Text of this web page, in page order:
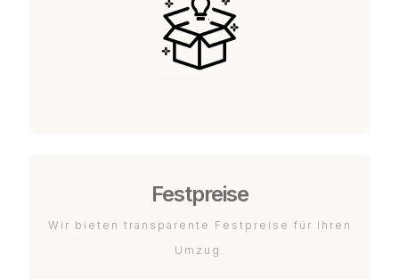
Festpreise
Wir bieten transparente Festpreise für Ihren
Umzug.